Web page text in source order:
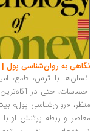
به روان‌شناسی پول | ایما
با ترس، طمع، امید،
حتی در آگاه‌ترین
«روان‌شناسی پول» بیش از
و رابطه پرتنش او با مفهوم